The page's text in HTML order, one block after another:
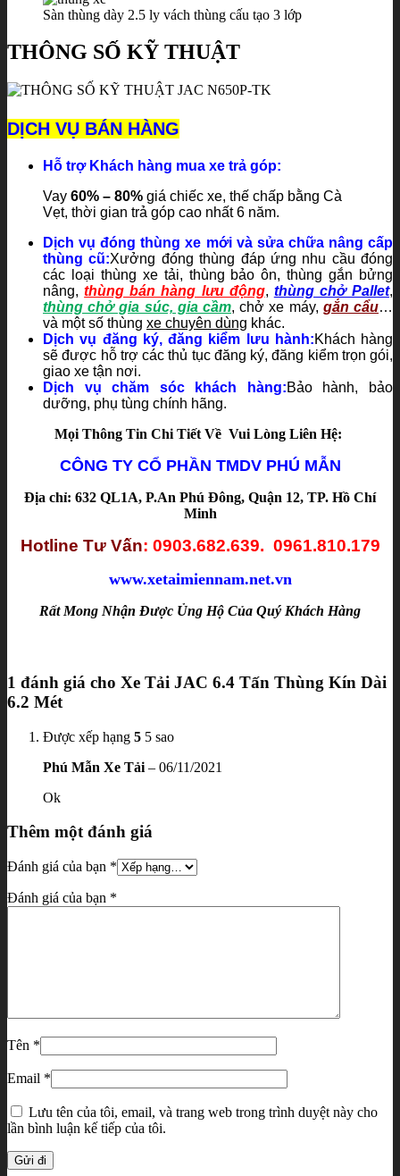
Sàn thùng dày 2.5 ly vách thùng cấu tạo 3 lớp
THÔNG SỐ KỸ THUẬT
DỊCH VỤ BÁN HÀNG
Hỗ trợ Khách hàng mua xe trả góp:
Vay 60% – 80% giá chiếc xe, thế chấp bằng Cà
Vẹt, thời gian trả góp cao nhất 6 năm.
Dịch vụ đóng thùng xe mới và sửa chữa nâng cấp
thùng cũ:Xưởng đóng thùng đáp ứng nhu cầu đóng
các loại thùng xe tải, thùng bảo ôn, thùng gắn bửng
nâng,thùng bán hàng lưu động, thùng chở Pallet,
thùng chở gia súc, gia cầm, chở xe máy, gắn cẩu…
và một số thùng xe chuyên dùng khác.
Dịch vụ đăng ký, đăng kiểm lưu hành:Khách hàng
sẽ được hỗ trợ các thủ tục đăng ký, đăng kiểm trọn gói,
giao xe tận nơi.
Dịch vụ chăm sóc khách hàng:Bảo hành, bảo
dưỡng, phụ tùng chính hãng.
Mọi Thông Tin Chi Tiết Về Vui Lòng Liên Hệ:
CÔNG TY CỔ PHẦN TMDV PHÚ MẪN
Địa chỉ: 632 QL1A, P.An Phú Đông, Quận 12, TP. Hồ Chí
Minh
Hotline Tư Vấn: 0903.682.639. 0961.810.179
www.xetaimiennam.net.vn
Rất Mong Nhận Được Ủng Hộ Của Quý Khách Hàng
1 đánh giá cho Xe Tải JAC 6.4 Tấn Thùng Kín Dài
6.2 Mét
Được xếp hạng 5 5 sao
Phú Mẫn Xe Tải – 06/11/2021
Ok
Thêm một đánh giá
Đánh giá của bạn *
Đánh giá của bạn *
Tên *
Email *
Lưu tên của tôi, email, và trang web trong trình duyệt này cho
lần bình luận kế tiếp của tôi.